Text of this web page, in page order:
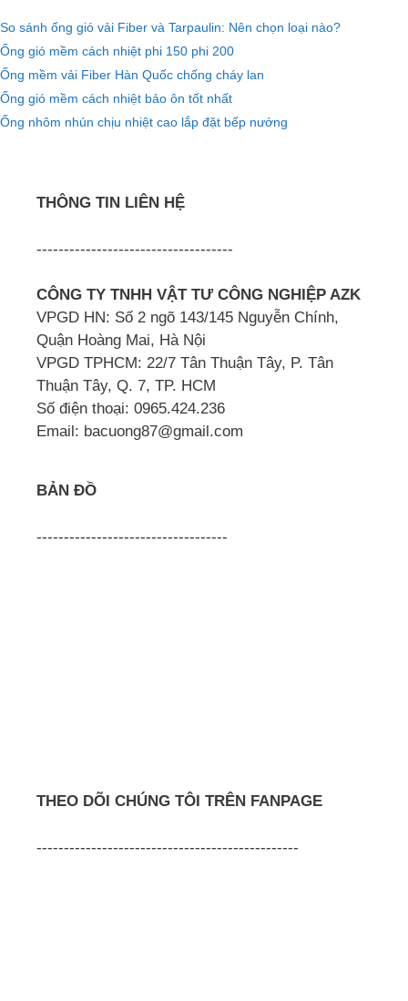
So sánh ống gió vải Fiber và Tarpaulin: Nên chọn loại nào?
Ống gió mềm cách nhiệt phi 150 phi 200
Ống mềm vải Fiber Hàn Quốc chống cháy lan
Ống gió mềm cách nhiệt bảo ôn tốt nhất
Ống nhôm nhún chịu nhiệt cao lắp đặt bếp nướng
THÔNG TIN LIÊN HỆ
------------------------------------
CÔNG TY TNHH VẬT TƯ CÔNG NGHIỆP AZK
VPGD HN: Số 2 ngõ 143/145 Nguyễn Chính,
Quận Hoàng Mai, Hà Nội
VPGD TPHCM: 22/7 Tân Thuận Tây, P. Tân
Thuận Tây, Q. 7, TP. HCM
Số điện thoại: 0965.424.236
Email: bacuong87@gmail.com
BẢN ĐỒ
-----------------------------------
THEO DÕI CHÚNG TÔI TRÊN FANPAGE
------------------------------------------------